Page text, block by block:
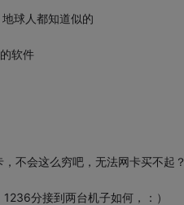
球人都知道似的
软件
不会这么穷吧，无法网卡买不起？
分接到两台机子如何，：）